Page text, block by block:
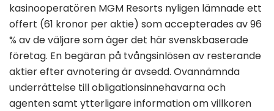
kasinooperatören MGM Resorts nyligen lämnade ett
offert (61 kronor per aktie) som accepterades av 96
% av de väljare som äger det här svenskbaserade
företag. En begäran på tvångsinlösen av resterande
aktier efter avnotering är avsedd. Ovannämnda
underrättelse till obligationsinnehavarna och
agenten samt ytterligare information om villkoren